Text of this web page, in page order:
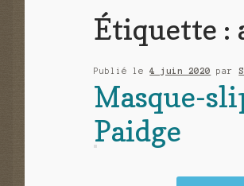
Étiquette :
Publié le4 juin 2020 par
Masque-
Paidge